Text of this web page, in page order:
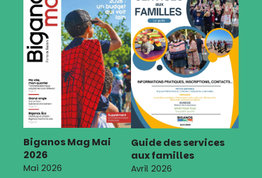
Biganos Mag Mai
2026
Mai 2026
Guide des services
aux familles
Avril 2026